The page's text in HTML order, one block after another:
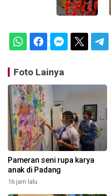
Foto Lainya
Pameran seni rupa karya
anak di Padang
16 jam lalu